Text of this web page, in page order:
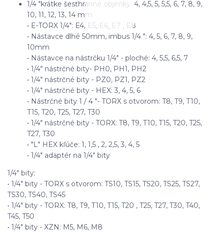
1/4 "krátke šesťhranné objímky: 4, 4,5, 5, 5,5, 6, 7, 8, 9,
10, 11, 12, 13, 14 mm
• E-TORX 1/4": E4, E5, E6, E7 , E8
• Nástavce dlhé 50mm, imbus 1/4 ": 4, 5, 6, 7, 8, 9,
10mm
• Nástavce na nástrčku 1/4" - ploché: 4, 5,5, 6,5, 7
• 1/4" nástrčné bity- PH0, PH1, PH2
• 1/4" nástrčné bity - PZ0, PZ1, PZ2
• 1/4" nástrčné bity - HEX: 3, 4, 5, 6
• Nástrčné bity 1 / 4 "- TORX s otvorom: T8, T9, T10,
T15, T20, T25, T27, T30
• 1/4" nástrčné bity - TORX: T8, T9, T10, T15, T20, T25,
T27, T30
• "L" HEX kľúče: 1, 1,5 , 2, 2,5, 3, 4, 5
• 1/4" adaptér na 1/4" bity
1/4" bity:
• 1/4" bity - TORX s otvorom: TS10, TS15, TS20, TS25, TS27,
TS30, TS40, TS45
• 1/4" bity - TORX: T8, T9, T10, T15, T20 , T25, T27, T30, T40,
T45, T50
• 1/4" bity - XZN: M5, M6, M8